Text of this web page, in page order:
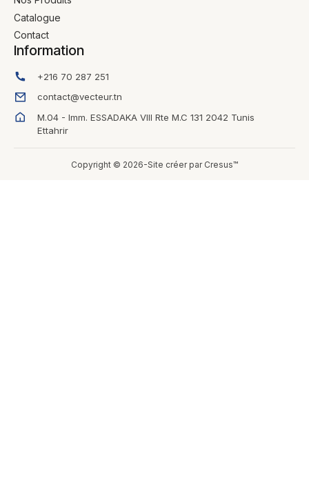
Catalogue
Contact
Information
+216 70 287 251
contact@vecteur.tn
M.04 - Imm. ESSADAKA VIII Rte M.C 131 2042 Tunis
Ettahrir
Copyright © 2026-Site créer par Cresus™